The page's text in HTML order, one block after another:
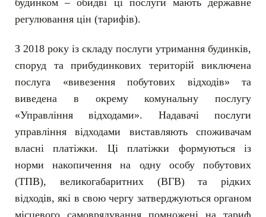
будинком – обидві ці послуги мають державне
регулювання цін (тарифів).
З 2018 року із складу послуги утримання будинків,
споруд та прибудинкових територій виключена
послуга «вивезення побутових відходів» та
виведена в окрему комунальну послугу
«Управління відходами». Надавачі послуги
управління відходами виставляють споживачам
власні платіжки. Ці платіжки формуються із
норми накопичення на одну особу побутових
(ТПВ), великогабаритних (ВГВ) та рідких
відходів, які в свою чергу затверджуються органом
місцевого самоврядування помножені на тариф